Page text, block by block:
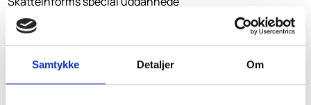
Samtykke Detaljer Om
rådgivere med mere end 30 års erfaring i
skatterådgivning for hovedaktionærer og